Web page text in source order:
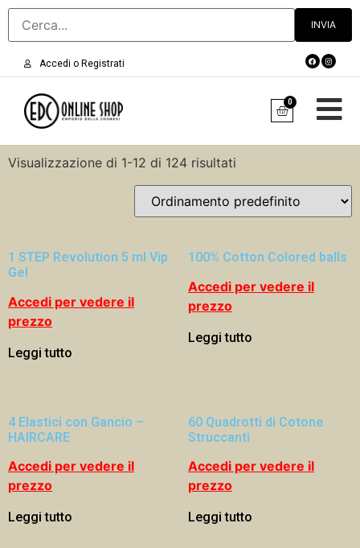
Accedi o Registrati
0
Visualizzazione di 1-12 di 124 risultati
1 STEP Revolution 5 ml Vip
Gel
Accedi per vedere il
prezzo
Leggi tutto
100% Cotton Colored balls
Accedi per vedere il
prezzo
Leggi tutto
4 Elastici con Gancio –
HAIRCARE
Accedi per vedere il
prezzo
Leggi tutto
60 Quadrotti di Cotone
Struccanti
Accedi per vedere il
prezzo
Leggi tutto